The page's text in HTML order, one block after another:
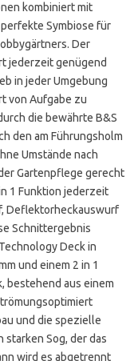
kombiniert mit
Symbiose für
Der
jederzeit genügend
in jeder Umgebung
von Aufgabe zu
die bewährte B&S
den am Führungsholm
Umstände nach
Gartenpflege gerecht
1 Funktion jederzeit
Deflektorheckauswurf
Schnittergebnis
Deck in
und einem 2 in 1
bestehend aus einem
und die spezielle
Sog, der das
wird es abgetrennt